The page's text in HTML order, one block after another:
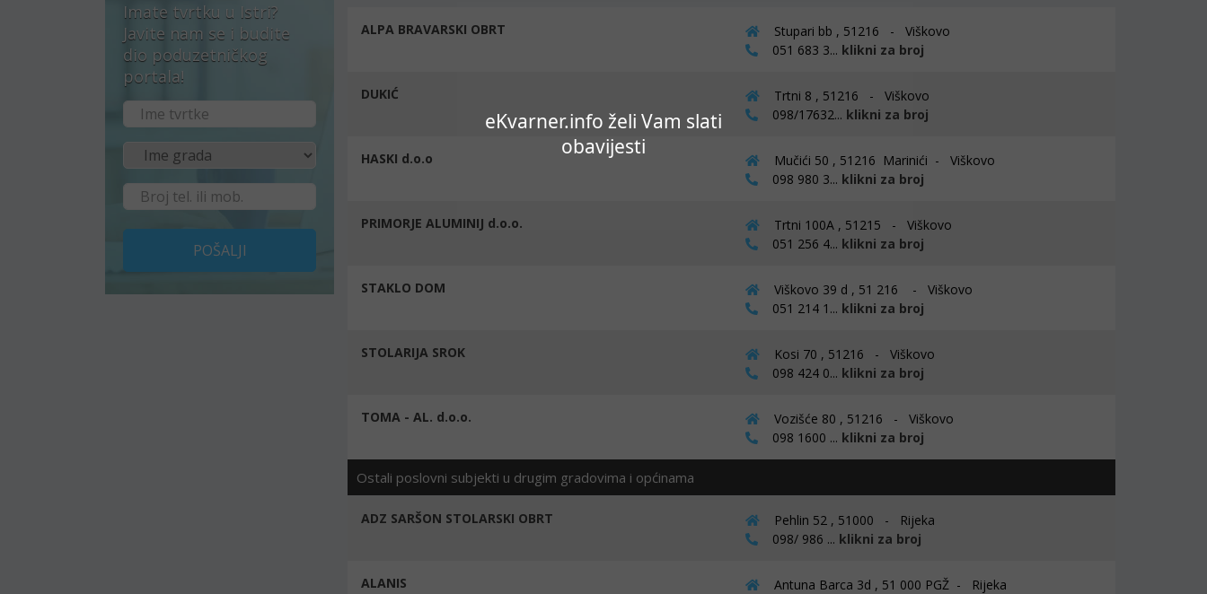
eKvarner.info želi Vam slati
obavijesti
Imate tvrtku u Istri?
Javite nam se i budite
dio poduzetničkog
portala!
POŠALJI
ALPA BRAVARSKI OBRT
Stupari bb , 51216 - Viškovo
051 683 3... klikni za broj
DUKIĆ
Trtni 8 , 51216 - Viškovo
098/17632... klikni za broj
HASKI d.o.o
Mučići 50 , 51216 Marinići - Viškovo
098 980 3... klikni za broj
PRIMORJE ALUMINIJ d.o.o.
Trtni 100A , 51215 - Viškovo
051 256 4... klikni za broj
STAKLO DOM
Viškovo 39 d , 51 216 - Viškovo
051 214 1... klikni za broj
STOLARIJA SROK
Kosi 70 , 51216 - Viškovo
098 424 0... klikni za broj
TOMA - AL. d.o.o.
Vozišće 80 , 51216 - Viškovo
098 1600 ... klikni za broj
Ostali poslovni subjekti u drugim gradovima i općinama
ADZ SARŠON STOLARSKI OBRT
Pehlin 52 , 51000 - Rijeka
098/ 986 ... klikni za broj
ALANIS
Antuna Barca 3d , 51 000 PGŽ - Rijeka